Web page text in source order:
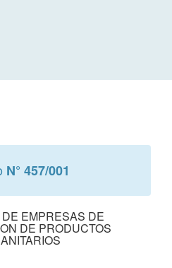
N° 457/001
EMPRESAS DE
DE PRODUCTOS